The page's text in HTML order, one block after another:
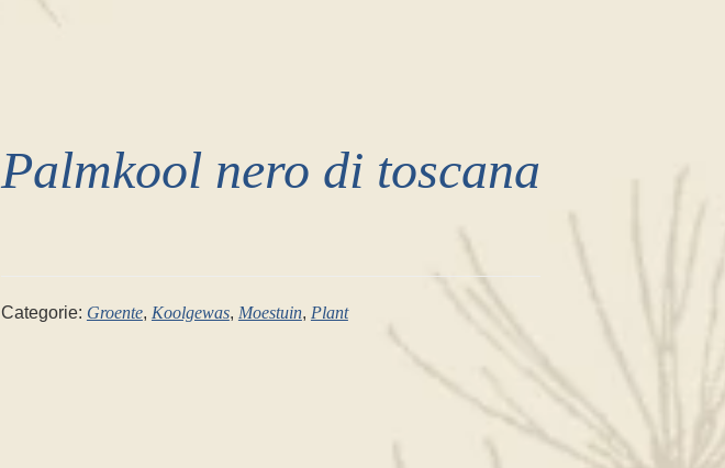
Palmkool nero di toscana
Categorie: Groente, Koolgewas, Moestuin, Plant